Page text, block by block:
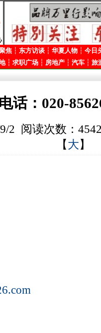
焦 ┆ 东方访谈 ┆ 华夏人物 ┆ 今日
┆ 求职广场 ┆ 房地产 ┆ 汽车 ┆ 旅
电话：020-
2 阅读次数：
【 大 】